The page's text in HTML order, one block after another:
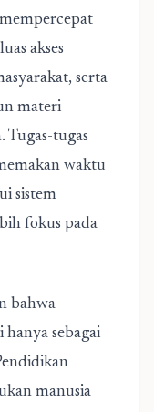
akses
serta
materi
Tugas-tugas
waktu
sistem
fokus pada
bahwa
sebagai
manusia